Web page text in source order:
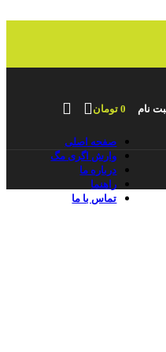
نام 0 تومان
صفحه اصلی
وارش اگری مگ
درباره ما
راهنما
تماس با ما